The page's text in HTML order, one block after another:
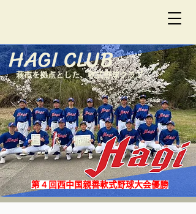
​HAGI CLUB
萩市を拠点とした、軟式野球クラブ
第４回西中国親善軟式野球大会優勝